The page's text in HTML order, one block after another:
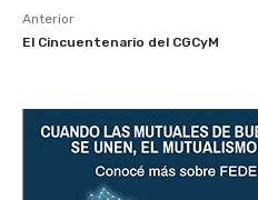
Anterior
El Cincuentenario del CGCyM